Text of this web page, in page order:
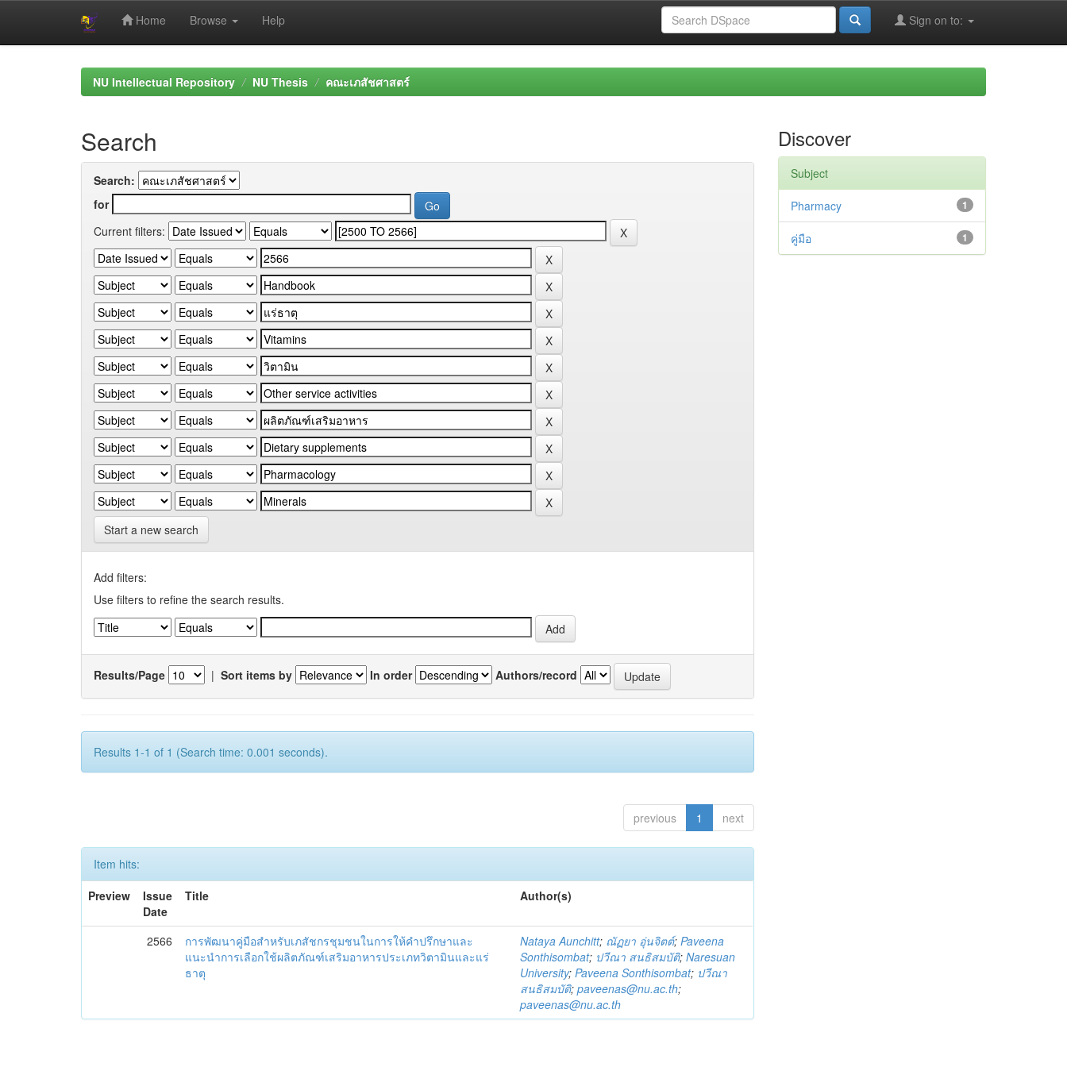
Home Browse Help Sign on to:
NU Intellectual Repository NU Thesis คณะเภสัชศาสตร์
Search
Search:
for
Current filters:
Start a new search
Add filters:
Use filters to refine the search results.
Results/Page | Sort items by In order Authors/record
Results 1-1 of 1 (Search time: 0.001 seconds).
previous 1 next
Item hits:
Preview
Issue
Date
Title Author(s)
2566
การพัฒนาคู่มือสำหรับเภสัชกรชุมชนในการให้คำปรึกษาและ
แนะนำการเลือกใช้ผลิตภัณฑ์เสริมอาหารประเภทวิตามินและแร่
ธาตุ
Nataya Aunchitt; ณัฏยา อุ่นจิตต์;Paveena
Sonthisombat; ปวีณา สนธิสมบัติ;Naresuan
University;Paveena Sonthisombat; ปวีณา
สนธิสมบัติ;paveenas@nu.ac.th;
paveenas@nu.ac.th
Discover
Subject
1
Pharmacy
1
คู่มือ